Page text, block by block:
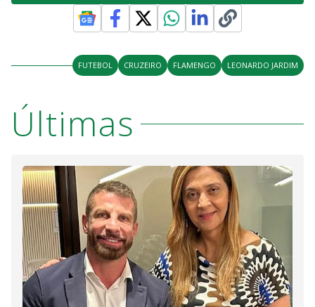
FUTEBOL CRUZEIRO FLAMENGO LEONARDO JARDIM
Últimas